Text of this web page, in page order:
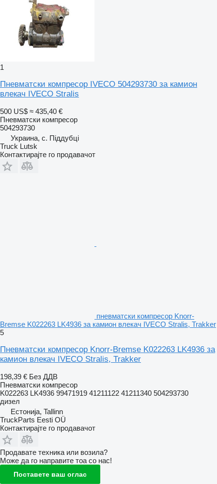
1
Пневматски компресор IVECO 504293730 за камион
влекач IVECO Stralis
500 US$ ≈ 435,40 €
Пневматски компресор
504293730
Украина, с. Піддубці
Truck Lutsk
Контактирајте го продавачот
пневматски компресор Knorr-
Bremse K022263 LK4936 за камион влекач IVECO Stralis, Trakker
5
Пневматски компресор Knorr-Bremse K022263 LK4936 за
камион влекач IVECO Stralis, Trakker
198,39 € Без ДДВ
Пневматски компресор
K022263 LK4936 99471919 41211122 41211340 504293730
дизел
Естонија, Tallinn
TruckParts Eesti OÜ
Контактирајте го продавачот
Продавате техника или возила?
Може да го направите тоа со нас!
Поставете ваш оглас